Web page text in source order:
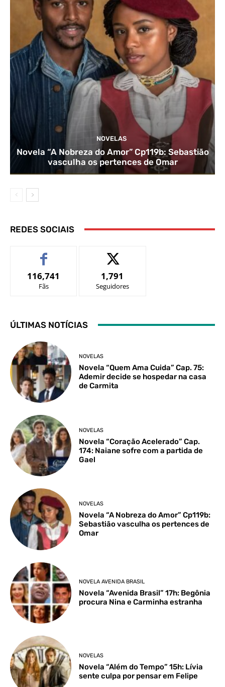
NOVELAS
Novela “A Nobreza do Amor” Cp119b: Sebastião
vasculha os pertences de Omar
REDES SOCIAIS
116,741
Fãs
1,791
Seguidores
ÚLTIMAS NOTÍCIAS
NOVELAS
Novela “Quem Ama Cuida” Cap. 75:
Ademir decide se hospedar na casa
de Carmita
NOVELAS
Novela “Coração Acelerado” Cap.
174: Naiane sofre com a partida de
Gael
NOVELAS
Novela “A Nobreza do Amor” Cp119b:
Sebastião vasculha os pertences de
Omar
NOVELA AVENIDA BRASIL
Novela “Avenida Brasil” 17h: Begônia
procura Nina e Carminha estranha
NOVELAS
Novela “Além do Tempo” 15h: Lívia
sente culpa por pensar em Felipe